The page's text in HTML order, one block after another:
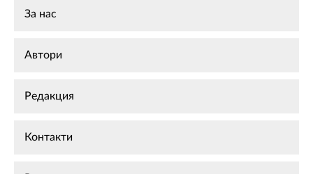
За нас
Автори
Редакция
Контакти